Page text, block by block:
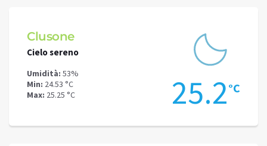
Clusone
Cielo sereno
Umidità: 53%
Min: 24.53 °C
Max: 25.25 °C 25.2°C